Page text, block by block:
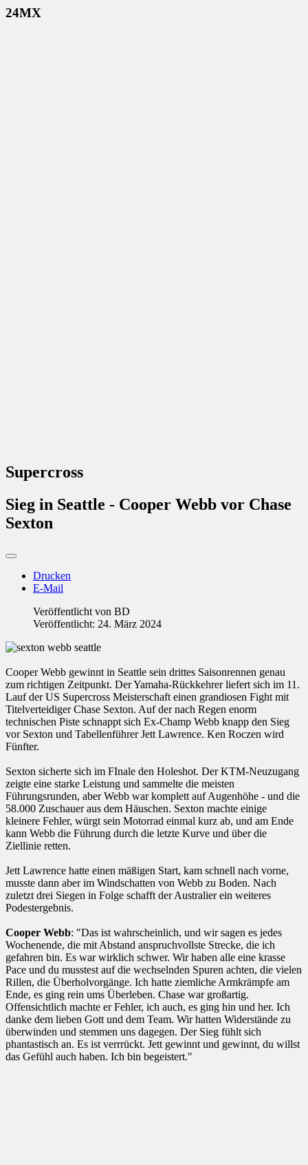
24MX
Supercross
Sieg in Seattle - Cooper Webb vor Chase
Sexton
Drucken
E-Mail
Veröffentlicht von BD
Veröffentlicht: 24. März 2024
Cooper Webb gewinnt in Seattle sein drittes Saisonrennen genau
zum richtigen Zeitpunkt. Der Yamaha-Rückkehrer liefert sich im 11.
Lauf der US Supercross Meisterschaft einen grandiosen Fight mit
Titelverteidiger Chase Sexton. Auf der nach Regen enorm
technischen Piste schnappt sich Ex-Champ Webb knapp den Sieg
vor Sexton und Tabellenführer Jett Lawrence. Ken Roczen wird
Fünfter.
Sexton sicherte sich im FInale den Holeshot. Der KTM-Neuzugang
zeigte eine starke Leistung und sammelte die meisten
Führungsrunden, aber Webb war komplett auf Augenhöhe - und die
58.000 Zuschauer aus dem Häuschen. Sexton machte einige
kleinere Fehler, würgt sein Motorrad einmal kurz ab, und am Ende
kann Webb die Führung durch die letzte Kurve und über die
Ziellinie retten.
Jett Lawrence hatte einen mäßigen Start, kam schnell nach vorne,
musste dann aber im Windschatten von Webb zu Boden. Nach
zuletzt drei Siegen in Folge schafft der Australier ein weiteres
Podestergebnis.
Cooper Webb: "Das ist wahrscheinlich, und wir sagen es jedes
Wochenende, die mit Abstand anspruchvollste Strecke, die ich
gefahren bin. Es war wirklich schwer. Wir haben alle eine krasse
Pace und du musstest auf die wechselnden Spuren achten, die vielen
Rillen, die Überholvorgänge. Ich hatte ziemliche Armkrämpfe am
Ende, es ging rein ums Überleben. Chase war großartig.
Offensichtlich machte er Fehler, ich auch, es ging hin und her. Ich
danke dem lieben Gott und dem Team. Wir hatten Widerstände zu
überwinden und stemmen uns dagegen. Der Sieg fühlt sich
phantastisch an. Es ist verrrückt. Jett gewinnt und gewinnt, du willst
das Gefühl auch haben. Ich bin begeistert."